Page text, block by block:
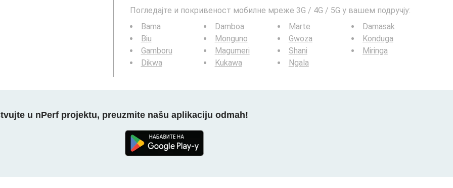
Погледајте и покривеност мобилне мреже 3G / 4G / 5G у вашем подручју:
Bama
Biu
Gamboru
Dikwa
Damboa
Monguno
Magumeri
Kukawa
Marte
Gwoza
Shani
Ngala
Damasak
Konduga
Miringa
u nPerf projektu, preuzmite našu aplikaciju odmah!